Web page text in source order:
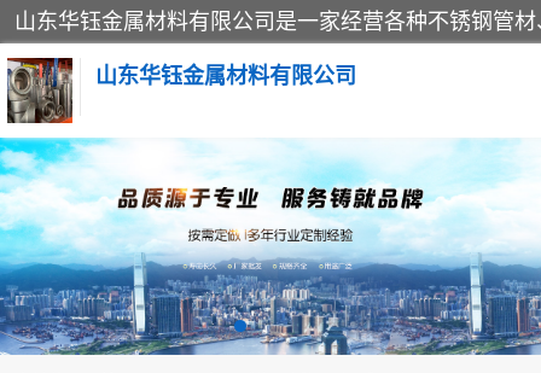
山东华钰金属材料有限公司
不锈钢管
管件标准件
不锈钢人孔